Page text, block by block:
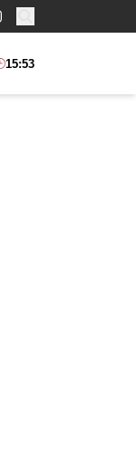
Buscar:
15:53